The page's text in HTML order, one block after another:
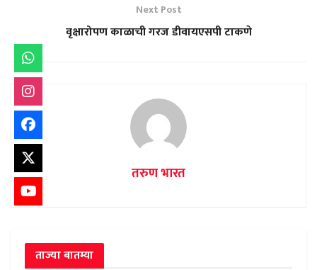
Next Post
वृक्षारोपण काळाची गरज डीवायएसपी टाकणे
तरुण भारत
ताज्या बातम्या